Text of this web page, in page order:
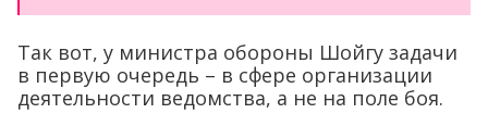
Так вот, у министра обороны Шойгу задачи
в первую очередь – в сфере организации
деятельности ведомства, а не на поле боя.